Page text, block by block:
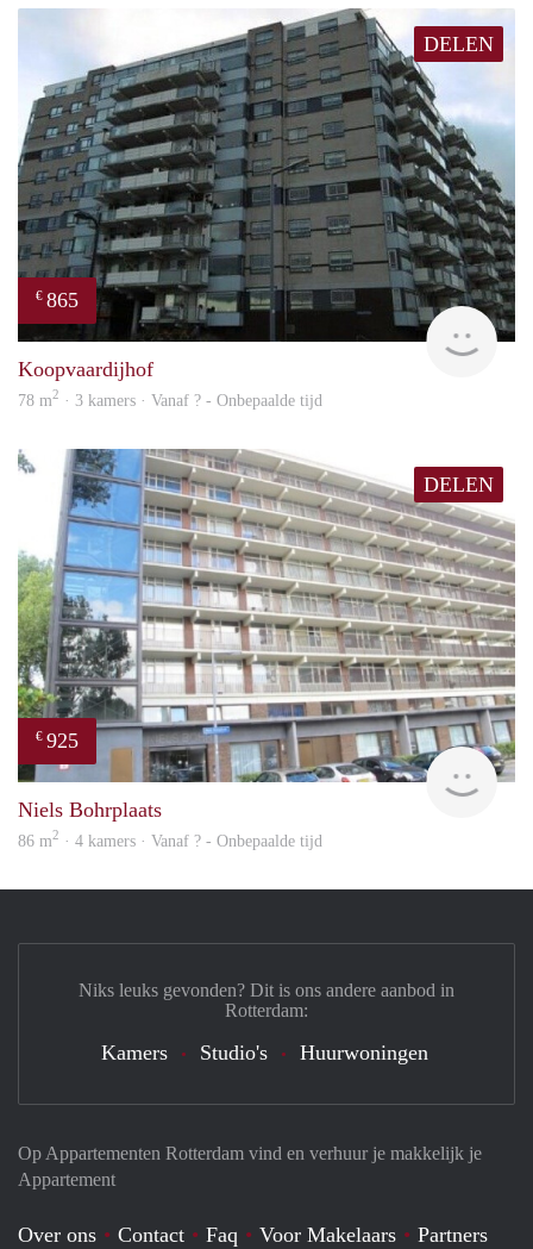
DELEN
€ 865
rent
Koopvaardijhof
78 m2 · 3 kamers · Vanaf ? - Onbepaalde tijd
DELEN
€ 925
rent
Niels Bohrplaats
86 m2 · 4 kamers · Vanaf ? - Onbepaalde tijd
Op Appartementen Rotterdam vind en verhuur je makkelijk je
Appartement
Over ons Contact Faq Voor Makelaars Partners
Niks leuks gevonden? Dit is ons andere aanbod in
Rotterdam:
Kamers Studio's Huurwoningen